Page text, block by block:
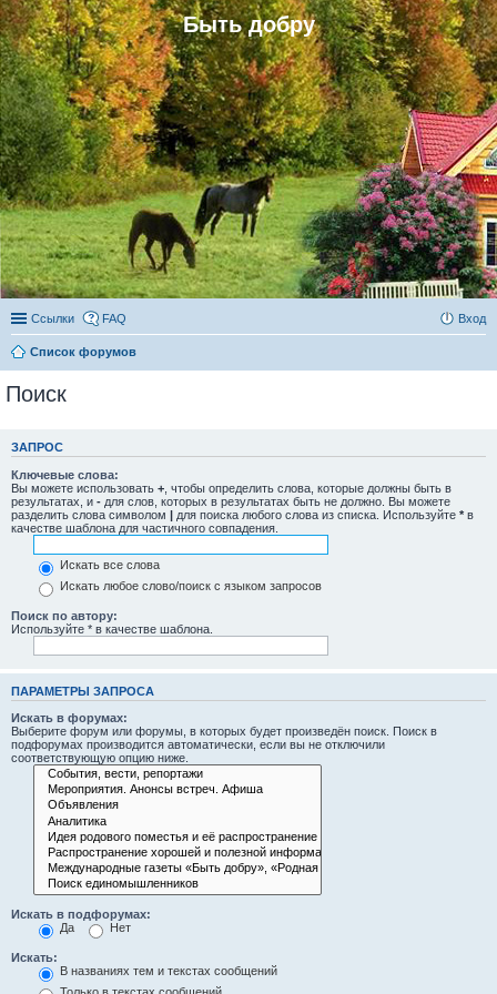
Быть добру
Ссылки FAQ Вход
Список форумов
Поиск
ЗАПРОС
Ключевые слова:
Вы можете использовать + , чтобы определить слова, которые должны быть в
результатах, и - для слов, которых в результатах быть не должно. Вы можете
разделить слова символом | для поиска любого слова из списка. Используйте * в
качестве шаблона для частичного совпадения.
Искать все слова
Искать любое слово/поиск с языком запросов
Поиск по автору:
Используйте * в качестве шаблона.
ПАРАМЕТРЫ ЗАПРОСА
Искать в форумах:
Выберите форум или форумы, в которых будет произведён поиск. Поиск в
подфорумах производится автоматически, если вы не отключили
соответствующую опцию ниже.
Искать в подфорумах:
Да
Нет
Искать:
В названиях тем и текстах сообщений